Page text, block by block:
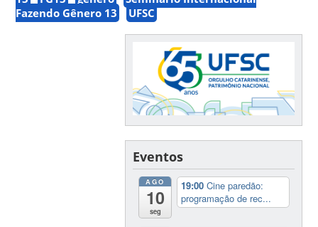
Fazendo Gênero 13
UFSC
Eventos
AGO
10
seg
19:00Cine paredão:
programação de rec...